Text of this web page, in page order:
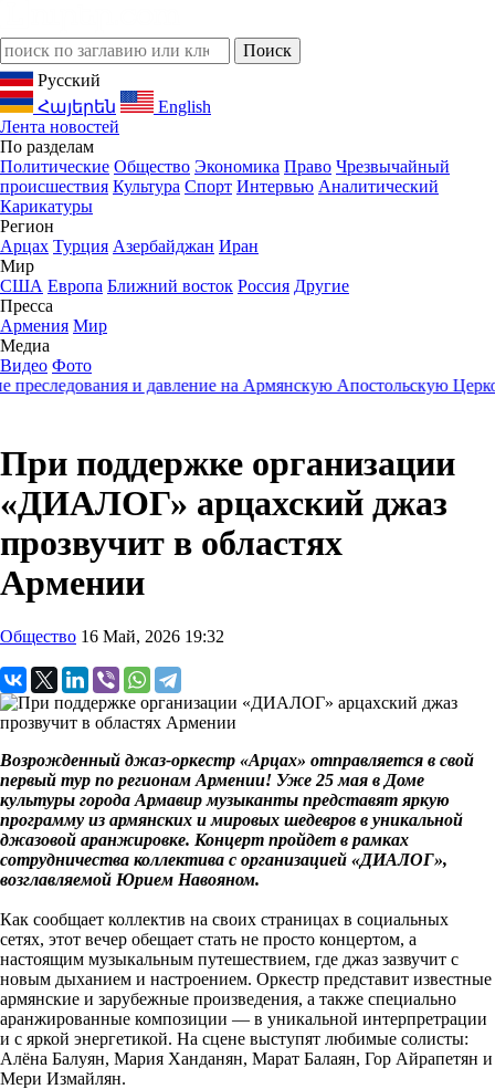
Русский
Հայերեն
English
Лента новостей
По разделам
Политические Общество Экономика Право Чрезвычайный
происшествия Культура Спорт Интервью Аналитический
Карикатуры
Регион
Арцах Турция Азербайджан Иран
Мир
США Европа Ближний восток Россия Другие
Пресса
Армения Мир
Медиа
Видео Фото
и давление на Армянскую Апостольскую Церковь
При поддержке организации
«ДИАЛОГ» арцахский джаз
прозвучит в областях
Армении
Общество 16 Май, 2026 19:32
Возрожденный джаз-оркестр «Арцах» отправляется в свой
первый тур по регионам Армении! Уже 25 мая в Доме
культуры города Армавир музыканты представят яркую
программу из армянских и мировых шедевров в уникальной
джазовой аранжировке. Концерт пройдет в рамках
сотрудничества коллектива с организацией «ДИАЛОГ»,
возглавляемой Юрием Навояном.
Как сообщает коллектив на своих страницах в социальных
сетях, этот вечер обещает стать не просто концертом, а
настоящим музыкальным путешествием, где джаз зазвучит с
новым дыханием и настроением. Оркестр представит известные
армянские и зарубежные произведения, а также специально
аранжированные композиции — в уникальной интерпретрации
и с яркой энергетикой. На сцене выступят любимые солисты:
Алёна Балуян, Мария Ханданян, Марат Балаян, Гор Айрапетян и
Мери Измайлян.